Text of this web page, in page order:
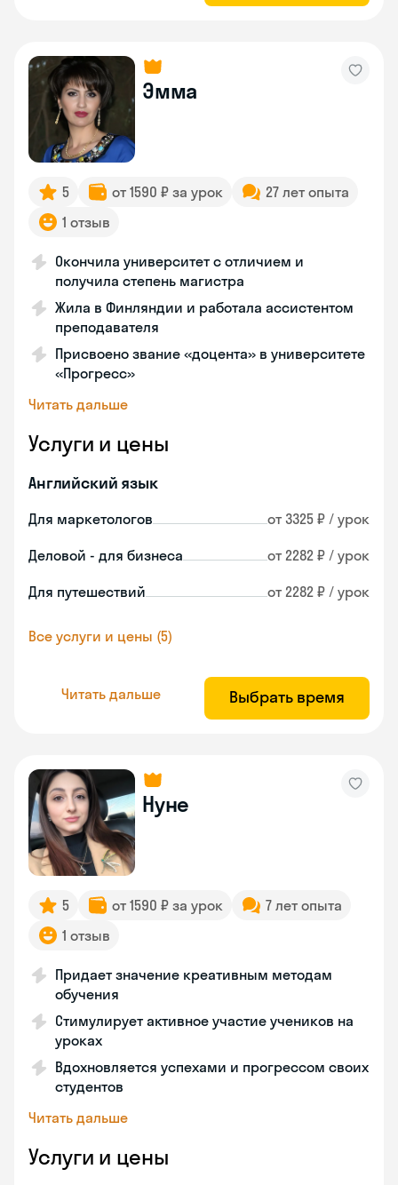
Эмма
5 от 1590 ₽ за урок
27 лет опыта
1 отзыв
Окончила университет с отличием и
получила степень магистра
Жила в Финляндии и работала ассистентом
преподавателя
Присвоено звание «доцента» в университете
«Прогресс»
Читать дальше
Услуги и цены
Английский язык
Для маркетологов от 3325 ₽ / урок
Деловой - для бизнеса от 2282 ₽ / урок
Для путешествий от 2282 ₽ / урок
Все услуги и цены (5)
Читать дальше Выбрать время
Нуне
5 от 1590 ₽ за урок
7 лет опыта
1 отзыв
Придает значение креативным методам
обучения
Стимулирует активное участие учеников на
уроках
Вдохновляется успехами и прогрессом своих
студентов
Читать дальше
Услуги и цены